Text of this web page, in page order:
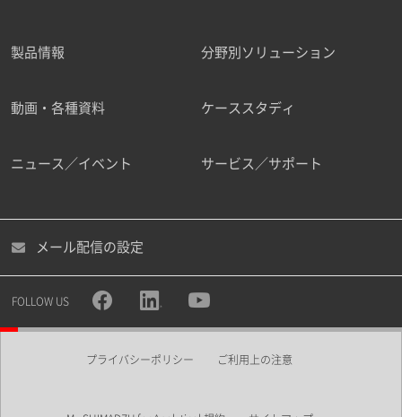
製品情報 分野別ソリューション
動画・各種資料 ケーススタディ
ニュース／イベント サービス／サポート
メール配信の設定
FOLLOW US
プライバシーポリシー ご利用上の注意